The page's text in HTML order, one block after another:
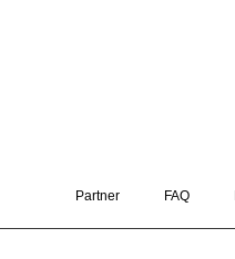
Partner FAQ